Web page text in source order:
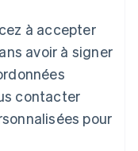
à accepter
avoir à signer
contacter
pour